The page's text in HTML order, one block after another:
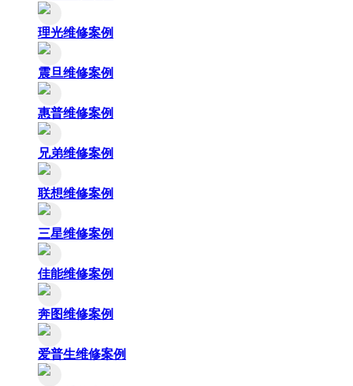
理光维修案例
震旦维修案例
惠普维修案例
兄弟维修案例
联想维修案例
三星维修案例
佳能维修案例
奔图维修案例
爱普生维修案例